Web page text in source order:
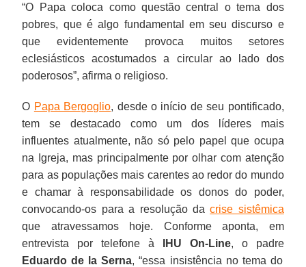
“O Papa coloca como questão central o tema dos
pobres, que é algo fundamental em seu discurso e
que evidentemente provoca muitos setores
eclesiásticos acostumados a circular ao lado dos
poderosos”, afirma o religioso.
O Papa Bergoglio, desde o início de seu pontificado,
tem se destacado como um dos líderes mais
influentes atualmente, não só pelo papel que ocupa
na Igreja, mas principalmente por olhar com atenção
para as populações mais carentes ao redor do mundo
e chamar à responsabilidade os donos do poder,
convocando-os para a resolução dacrise sistêmica
que atravessamos hoje. Conforme aponta, em
entrevista por telefone à
IHU On-Line, o padre
Eduardo de la Serna, “essa insistência no tema do